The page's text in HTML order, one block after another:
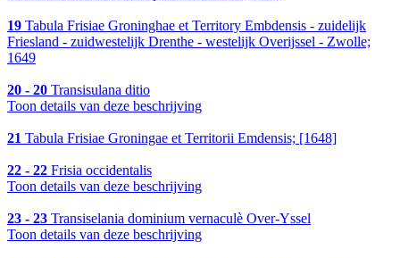
19 Tabula Frisiae Groninghae et Territory Embdensis - zuidelijk
Friesland - zuidwestelijk Drenthe - westelijk Overijssel - Zwolle;
1649
20 - 20 Transisulana ditio
Toon details van deze beschrijving
21 Tabula Frisiae Groningae et Territorii Emdensis; [1648]
22 - 22 Frisia occidentalis
Toon details van deze beschrijving
23 - 23 Transiselania dominium vernaculè Over-Yssel
Toon details van deze beschrijving